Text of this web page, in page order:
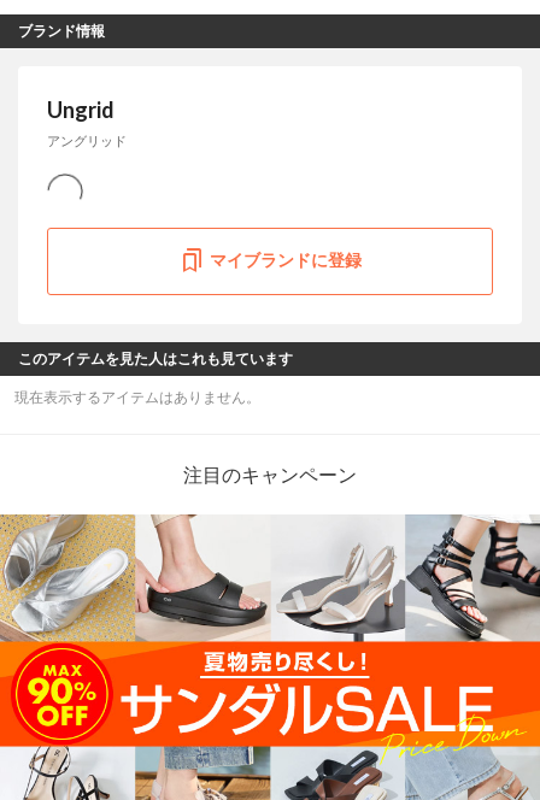
ブランド情報
Ungrid
アングリッド
マイブランドに登録
このアイテムを見た人はこれも見ています
現在表示するアイテムはありません。
注目のキャンペーン